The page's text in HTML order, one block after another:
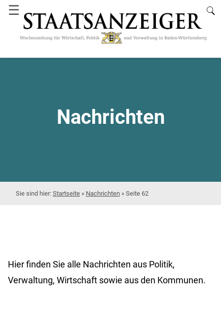
☰
Nachrichten
Startseite » Nachrichten » Seite 62
Hier finden Sie alle Nachrichten aus Politik,
Verwaltung, Wirtschaft sowie aus den Kommunen.